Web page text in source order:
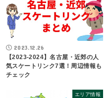
2023.12.26
【2023-2024】名古屋・近郊の人
気スケートリンク7選！周辺情報も
チェック
エリア情報